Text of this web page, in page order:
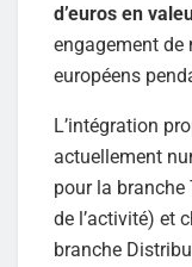
d’euros en
engagement de
européens
L’intégration
actuellement
pour la
de l’activité) et
branche